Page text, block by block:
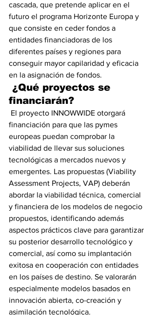
cascada, que pretende aplicar en el
futuro el programa Horizonte Europa y
que consiste en ceder fondos a
entidades financiadoras de los
diferentes países y regiones para
conseguir mayor capilaridad y eficacia
en la asignación de fondos.
¿Qué proyectos se
financiarán?
El proyecto INNOWWIDE otorgará
financiación para que las pymes
europeas puedan comprobar la
viabilidad de llevar sus soluciones
tecnológicas a mercados nuevos y
emergentes. Las propuestas (Viability
Assessment Projects, VAP) deberán
abordar la viabilidad técnica, comercial
y financiera de los modelos de negocio
propuestos, identificando además
aspectos prácticos clave para garantizar
su posterior desarrollo tecnológico y
comercial, así como su implantación
exitosa en cooperación con entidades
en los países de destino. Se valorarán
especialmente modelos basados en
innovación abierta, co-creación y
asimilación tecnológica.